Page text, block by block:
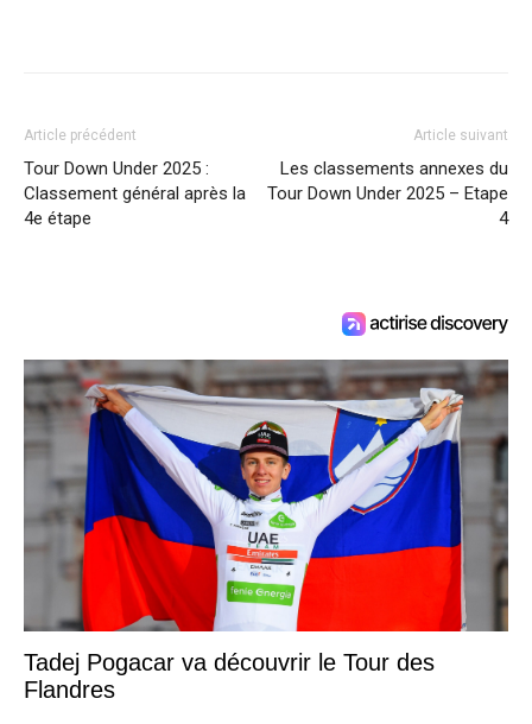
Article précédent
Tour Down Under 2025 :
Classement général après la
4e étape
Article suivant
Les classements annexes du
Tour Down Under 2025 – Etape
4
Tadej Pogacar va découvrir le Tour des
Flandres